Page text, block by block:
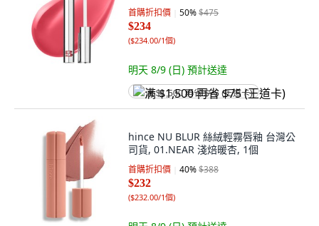
首購折扣價 50%$475
$234
($234.00/1個)
明天 8/9 (日) 預計送達
满 $1,500 再省 $75 (王道卡)
hince NU BLUR 絲絨輕霧唇釉 台灣公
司貨, 01.NEAR 淺焙暖杏, 1個
首購折扣價 40%$388
$232
($232.00/1個)